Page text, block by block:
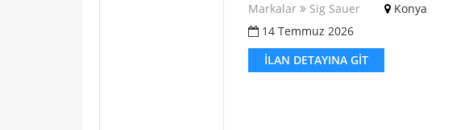
Markalar Sig Sauer
Konya
14 Temmuz 2026
İLAN DETAYINA GIT